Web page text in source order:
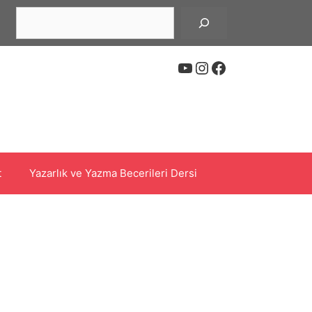
YouTube
Instagram
Facebook
Yazarlık ve Yazma Becerileri Dersi